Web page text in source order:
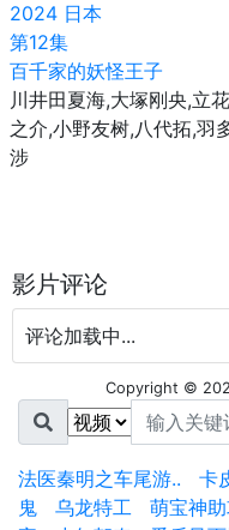
2024 日本
第12集
百千家的妖怪王子
川井田夏海,大塚刚央,立
之介,小野友树,八代拓,羽
涉
影片评论
评论加载中...
Copyright ©
法医秦明之车尾游.. 卡
鬼
乌龙特工 萌宝神